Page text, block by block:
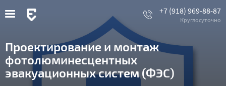
основному
+7 (918) 969-88-87
Проектирование и монтаж
фотолюминесцентных
эвакуационных систем (ФЭС)